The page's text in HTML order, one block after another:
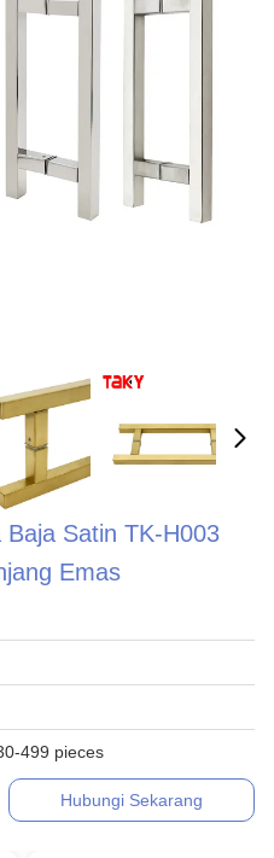
Satin TK-H003
Emas
499 pieces
Hubungi Sekarang